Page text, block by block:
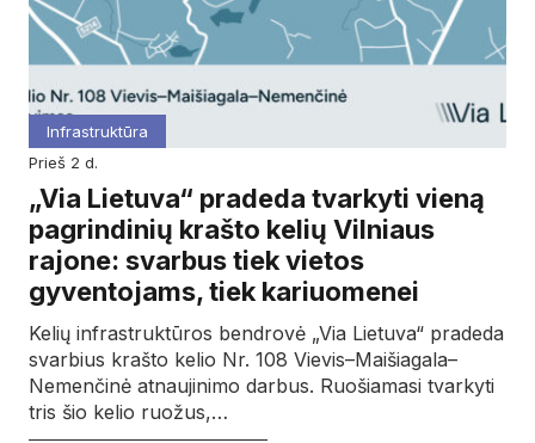
Infrastruktūra
prieš 2 d.
„Via Lietuva“ pradeda tvarkyti vieną
pagrindinių krašto kelių Vilniaus
rajone: svarbus tiek vietos
gyventojams, tiek kariuomenei
Kelių infrastruktūros bendrovė „Via Lietuva“ pradeda
svarbius krašto kelio Nr. 108 Vievis–Maišiagala–
Nemenčinė atnaujinimo darbus. Ruošiamasi tvarkyti
tris šio kelio ruožus,…